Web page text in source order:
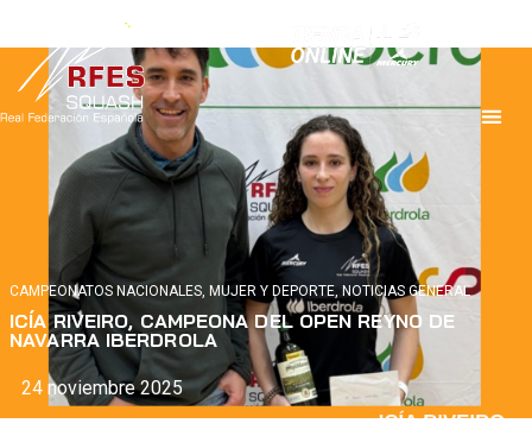
CAMPEONATOS NACIONALES, MUJER Y DEPORTE, NOTICIAS GENERAL
ICÍA RIVEIRO, CAMPEONA DEL OPEN REYNO DE
NAVARRA IBERDROLA
24 noviembre 2025